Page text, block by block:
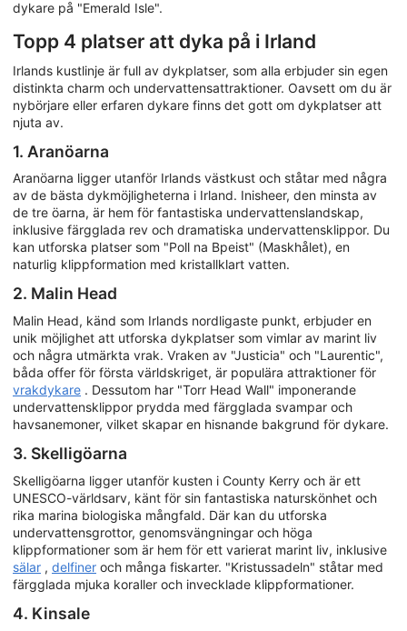
dykare på "Emerald Isle".
Topp 4 platser att dyka på i Irland
Irlands kustlinje är full av dykplatser, som alla erbjuder sin egen
distinkta charm och undervattensattraktioner. Oavsett om du är
nybörjare eller erfaren dykare finns det gott om dykplatser att
njuta av.
1. Aranöarna
Aranöarna ligger utanför Irlands västkust och ståtar med några
av de bästa dykmöjligheterna i Irland. Inisheer, den minsta av
de tre öarna, är hem för fantastiska undervattenslandskap,
inklusive färgglada rev och dramatiska undervattensklippor. Du
kan utforska platser som "Poll na Bpeist" (Maskhålet), en
naturlig klippformation med kristallklart vatten.
2. Malin Head
Malin Head, känd som Irlands nordligaste punkt, erbjuder en
unik möjlighet att utforska dykplatser som vimlar av marint liv
och några utmärkta vrak. Vraken av "Justicia" och "Laurentic",
båda offer för första världskriget, är populära attraktioner för
vrakdykare . Dessutom har "Torr Head Wall" imponerande
undervattensklippor prydda med färgglada svampar och
havsanemoner, vilket skapar en hisnande bakgrund för dykare.
3. Skelligöarna
Skelligöarna ligger utanför kusten i County Kerry och är ett
UNESCO-världsarv, känt för sin fantastiska naturskönhet och
rika marina biologiska mångfald. Där kan du utforska
undervattensgrottor, genomsvängningar och höga
klippformationer som är hem för ett varierat marint liv, inklusive
sälar , delfiner och många fiskarter. "Kristussadeln" ståtar med
färgglada mjuka koraller och invecklade klippformationer.
4. Kinsale